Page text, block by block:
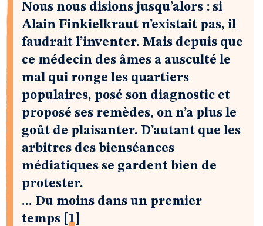
Nous nous disions jusqu’alors : si
Alain Finkielkraut n’existait pas, il
faudrait l’inventer. Mais depuis que
ce médecin des âmes a ausculté le
mal qui ronge les quartiers
populaires, posé son diagnostic et
proposé ses remèdes, on n’a plus le
goût de plaisanter. D’autant que les
arbitres des bienséances
médiatiques se gardent bien de
protester.
... Du moins dans un premier
temps
1